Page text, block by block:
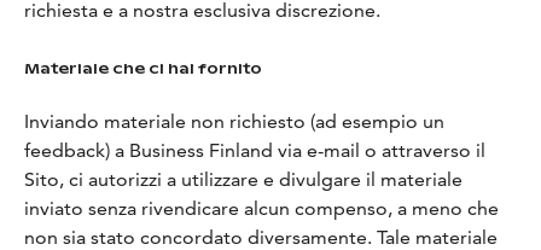
richiesta e a nostra esclusiva discrezione.
Materiale che ci hai fornito
Inviando materiale non richiesto (ad esempio un
feedback) a Business Finland via e-mail o attraverso il
Sito, ci autorizzi a utilizzare e divulgare il materiale
inviato senza rivendicare alcun compenso, a meno che
non sia stato concordato diversamente. Tale materiale